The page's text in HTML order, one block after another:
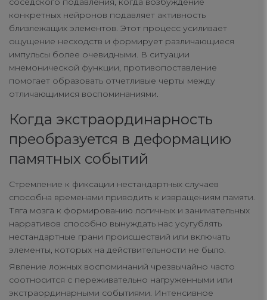
конкретных нейронов подавляет активность
близлежащих элементов. Этот процесс усиливает
ощущение несходств и формирует различающиеся
импульсы более очевидными. В ситуации
мнемонической функции, противопоставление
помогает образовать отчетливые черты между
отличающимися воспоминаниями.
Когда экстраординарность
преобразуется в деформацию
памятных событий
Стремление к фиксации нестандартных случаев
способна временами приводить к извращениям памяти.
Тяга мозга к формированию логичных и занимательных
нарративов способно вынуждать нас усугублять
нестандартные грани происшествий или включать
элементы, которых на действительности не было.
Явление ложных воспоминаний чрезвычайно часто
соотносится с переживательно нагруженными или
экстраординарными событиями. Интенсивное